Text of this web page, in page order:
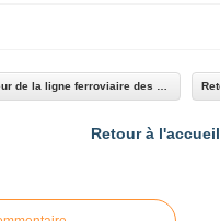
Retour à l'accueil